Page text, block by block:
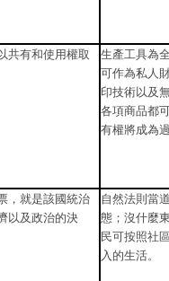
共有和使用權取
生產工具為
可作為私人
印技術以及
各項商品都
有權將成為
，就是該國統治
以及政治的決
自然法則當
態；沒什麼
民可按照社
入的生活。